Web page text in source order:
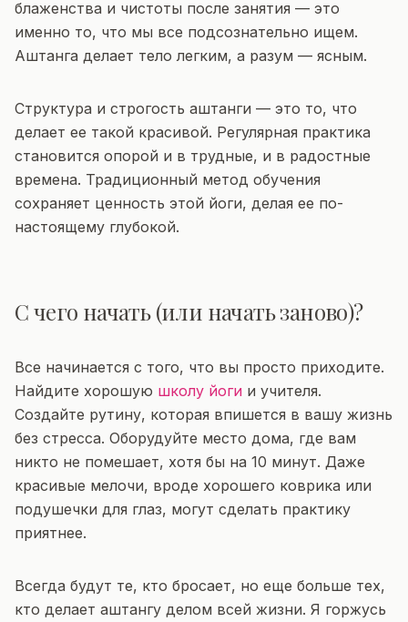
блаженства и чистоты после занятия — это
именно то, что мы все подсознательно ищем.
Аштанга делает тело легким, а разум — ясным.
Структура и строгость аштанги — это то, что
делает ее такой красивой. Регулярная практика
становится опорой и в трудные, и в радостные
времена. Традиционный метод обучения
сохраняет ценность этой йоги, делая ее по-
настоящему глубокой.
С чего начать (или начать заново)?
Все начинается с того, что вы просто приходите.
Найдите хорошую школу йоги и учителя.
Создайте рутину, которая впишется в вашу жизнь
без стресса. Оборудуйте место дома, где вам
никто не помешает, хотя бы на 10 минут. Даже
красивые мелочи, вроде хорошего коврика или
подушечки для глаз, могут сделать практику
приятнее.
Всегда будут те, кто бросает, но еще больше тех,
кто делает аштангу делом всей жизни. Я горжусь